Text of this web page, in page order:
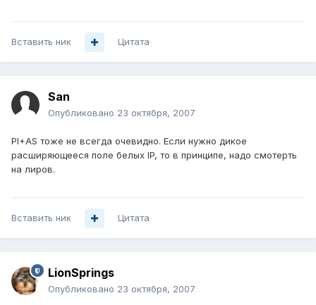
Вставить ник Цитата
San
Опубликовано 23 октября, 2007
PI+AS тоже не всегда очевидно. Если нужно дикое
расширяющееся поле белых IP, то в принципе, надо смотерть
на лиров.
Вставить ник Цитата
LionSprings
Опубликовано 23 октября, 2007